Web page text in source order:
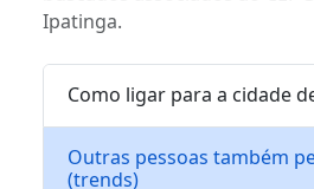
Ipatinga.
Como ligar para a cidade
Outras pessoas também
(trends)